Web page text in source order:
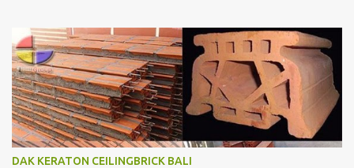
DAK KERATON CEILINGBRICK BALI